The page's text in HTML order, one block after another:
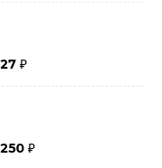
₽
₽